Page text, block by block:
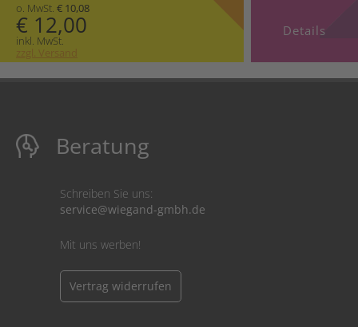
o. MwSt. € 10,08
€ 12,00
inkl. MwSt.
zzgl. Versand
Details
Beratung
Schreiben Sie uns:
service@wiegand-gmbh.de
Mit uns werben!
Vertrag widerrufen